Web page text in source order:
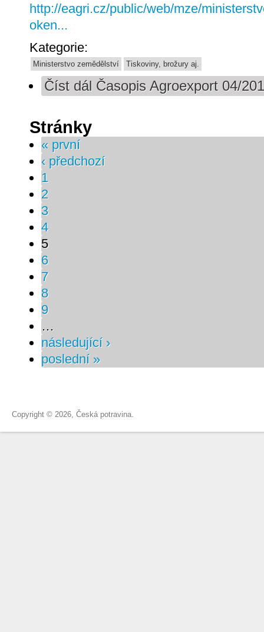
http://eagri.cz/public/web/mze/
oken...
Kategorie:
Ministerstvo zemědělství Tiskoviny, brožury aj.
Číst dál Časopis Agroexport 04/
Stránky
« první
‹ předchozí
1
2
3
4
5
6
7
8
9
…
následující ›
poslední »
Copyright © 2026, Česká potravina.